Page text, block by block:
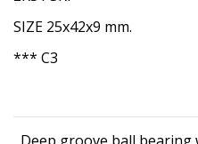
SIZE 25x42x9 mm.
*** C3